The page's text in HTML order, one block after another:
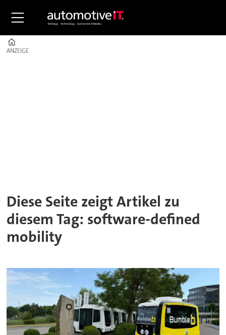
ANZEIGE
ANZEIGE
Diese Seite zeigt Artikel zu
diesem Tag: software-defined
mobility